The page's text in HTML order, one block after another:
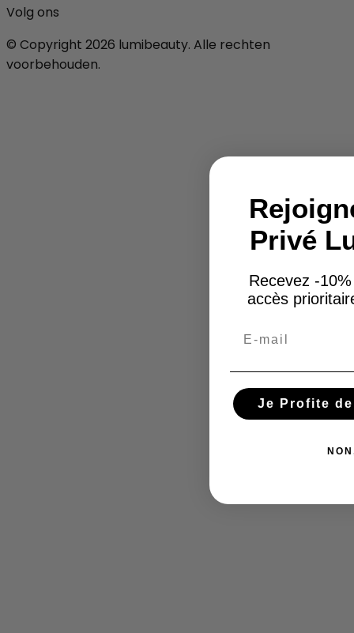
Volg ons
© Copyright 2026 lumibeauty. Alle rechten
voorbehouden.
Privé
Recevez -
accès
Je Profite